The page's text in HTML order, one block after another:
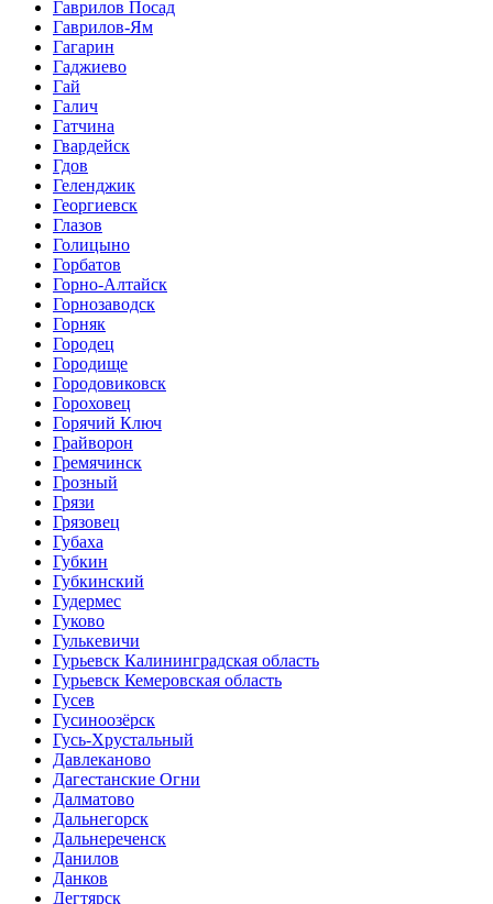
Гаврилов Посад
Гаврилов-Ям
Гагарин
Гаджиево
Гай
Галич
Гатчина
Гвардейск
Гдов
Геленджик
Георгиевск
Глазов
Голицыно
Горбатов
Горно-Алтайск
Горнозаводск
Горняк
Городец
Городище
Городовиковск
Гороховец
Горячий Ключ
Грайворон
Гремячинск
Грозный
Грязи
Грязовец
Губаха
Губкин
Губкинский
Гудермес
Гуково
Гулькевичи
Гурьевск Калининградская область
Гурьевск Кемеровская область
Гусев
Гусиноозёрск
Гусь-Хрустальный
Давлеканово
Дагестанские Огни
Далматово
Дальнегорск
Дальнереченск
Данилов
Данков
Дегтярск